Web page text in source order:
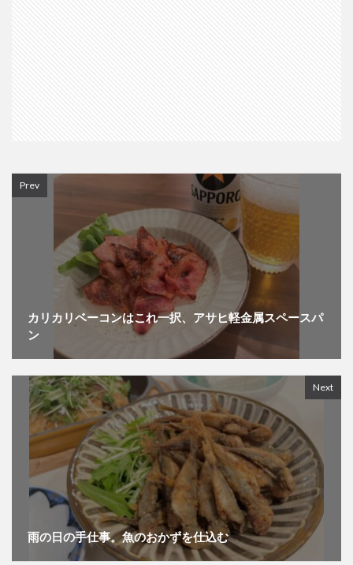
Prev
カリカリベーコンはこれ一択、アサヒ軽金属スペースパ
ン
Next
雨の日の手仕事。魚のおかずを仕込む